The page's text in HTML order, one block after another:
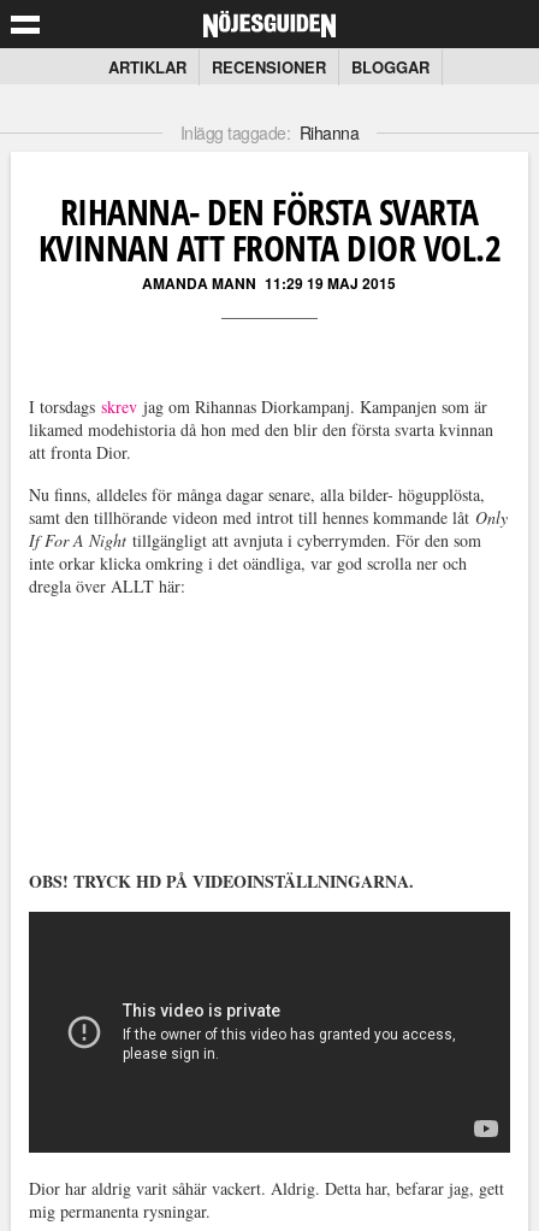
ARTIKLAR RECENSIONER BLOGGAR
Inlägg taggade: Rihanna
RIHANNA- DEN FÖRSTA SVARTA
KVINNAN ATT FRONTA DIOR VOL.2
AMANDA MANN 11:29 19 MAJ 2015
I torsdags skrevjag om Rihannas Diorkampanj. Kampanjen som är
likamed modehistoria då hon med den blir den första svarta kvinnan
att fronta Dior.
Nu finns, alldeles för många dagar senare, alla bilder- högupplösta,
samt den tillhörande videon med introt till hennes kommande låt Only
If For A Night tillgängligt att avnjuta i cyberrymden. För den som
inte orkar klicka omkring i det oändliga, var god scrolla ner och
dregla över ALLT här:
OBS! TRYCK HD PÅ VIDEOINSTÄLLNINGARNA.
Dior har aldrig varit såhär vackert. Aldrig. Detta har, befarar jag, gett
mig permanenta rysningar.